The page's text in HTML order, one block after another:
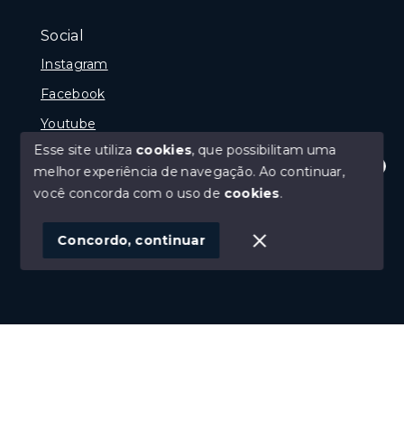
Olá! Estamos disponíveis para te ajudar.
Social
Instagram
Facebook
Youtube
© Copyright 2026 - Gramado Class - Todos os direitos
SITE PARA IMOBILIARIA
Esse site utiliza cookies, que possibilitam uma
melhor experiência de navegação.Ao continuar,
você concorda com o uso de cookies.
Concordo, continuar